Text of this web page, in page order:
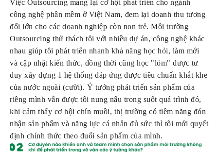
Việc Outsourcing mang lại cơ hội phát triển cho ngành
công nghệ phần mềm ở Việt Nam, đem lại doanh thu tương
đối lớn cho các doanh nghiệp còn non trẻ. Môi trường
Outsourcing thử thách tôi với nhiều dự án, công nghệ khác
nhau giúp tôi phát triển nhanh khả năng học hỏi, làm mới
và cập nhật kiến thức, đồng thời cũng học "lỏm" được tư
duy xây dựng 1 hệ thống đáp ứng được tiêu chuẩn khắt khe
của nước ngoài (cười). Ý tưởng phát triển sản phẩm của
riêng mình vẫn được tôi nung nấu trong suốt quá trình đó,
khi cảm thấy cơ hội chín muồi, thị trường có tiềm năng đón
nhận sản phẩm và năng lực cá nhân đủ sức thì tôi mới quyết
định chính thức theo đuổi sản phẩm của mình.